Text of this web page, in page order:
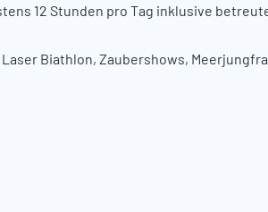
12 Stunden pro Tag inklusive
Biathlon, Zaubershows,